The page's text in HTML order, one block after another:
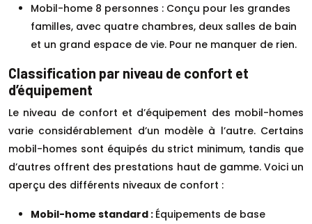
Mobil-home 8 personnes : Conçu pour les grandes
familles, avec quatre chambres, deux salles de bain
et un grand espace de vie. Pour ne manquer de rien.
Classification par niveau de confort et
d’équipement
Le niveau de confort et d’équipement des mobil-homes
varie considérablement d’un modèle à l’autre. Certains
mobil-homes sont équipés du strict minimum, tandis que
d’autres offrent des prestations haut de gamme. Voici un
aperçu des différents niveaux de confort :
Mobil-home standard : Équipements de base